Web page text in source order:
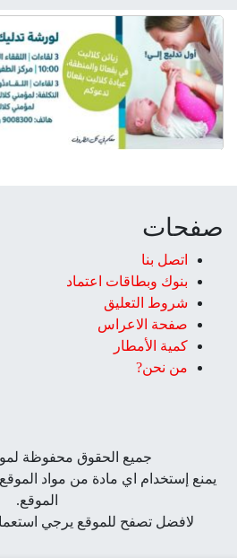
صفحات
اتصل بنا
بنوك وبطاقات اعتماد
شروط التعليق‎
صفحة الاعراس
كمية الأمطار
من نحن?
جميع الحقوق محفوظة
يمنع إستخدام اي مادة من مواد
الموقع.
لافضل تصفح للموقع يرجي